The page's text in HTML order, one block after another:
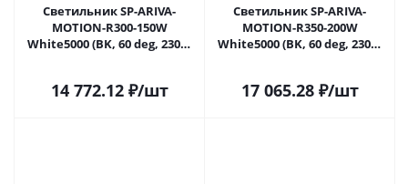
Светильник SP-ARIVA-
MOTION-R300-150W
White5000 (BK, 60 deg, 230V)
14 772.12₽/шт
Светильник SP-ARIVA-
MOTION-R350-200W
White5000 (BK, 60 deg, 230V)
17 065.28₽/шт